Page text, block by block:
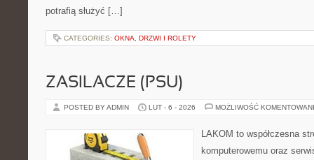
potrafią służyć […]
CATEGORIES: OKNA, DRZWI I ROLETY
ZASILACZE (PSU)
POSTED BY ADMIN LUT - 6 - 2026 MOŻLIWOŚĆ
LAKOM to współczesna
komputerowemu oraz